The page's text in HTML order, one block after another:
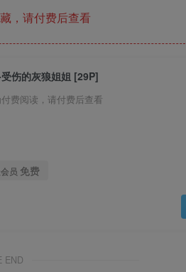
，请付费后查看
伤的灰狼姐姐 [29P]
费阅读，请付费后查看
员 免费
END